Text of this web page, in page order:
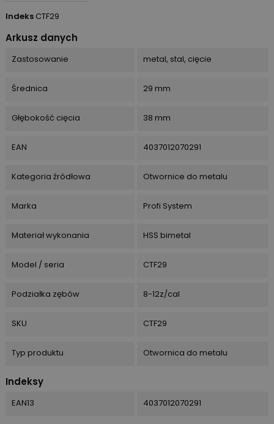
Indeks CTF29
Arkusz danych
Zastosowanie metal, stal, cięcie
Średnica 29 mm
Głębokość cięcia 38 mm
EAN 4037012070291
Kategoria źródłowa Otwornice do metalu
Marka Profi System
Materiał wykonania HSS bimetal
Model / seria CTF29
Podziałka zębów 8-12z/cal
SKU CTF29
Typ produktu Otwornica do metalu
Indeksy
EAN13 4037012070291